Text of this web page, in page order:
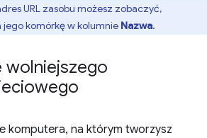
URL zasobu możesz zobaczyć,
komórkę w kolumnie Nazwa.
wolniejszego
komputera, na którym tworzysz